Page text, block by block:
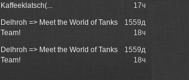
Kaffeeklatsch(...
17ч
Delhroh => Meet the World of Tanks
Team!
1559д
18ч
Delhroh => Meet the World of Tanks
Team!
1559д
18ч